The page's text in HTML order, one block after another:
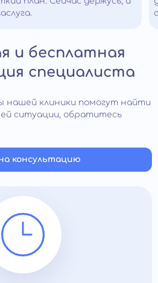
и бесплатная
специалиста
клиники помогут найти
ситуации, обратитесь
консультацию